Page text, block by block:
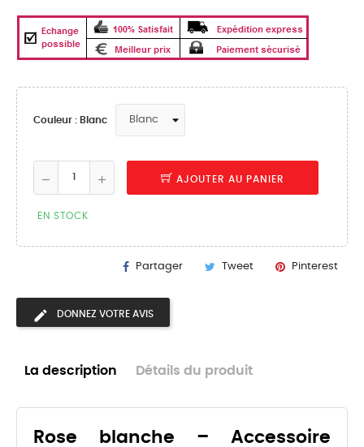
Couleur : Blanc
AJOUTER AU PANIER
EN STOCK
Partager Tweet Pinterest
DONNEZ VOTRE AVIS
La description Détails du produit
Rose blanche – Accessoire